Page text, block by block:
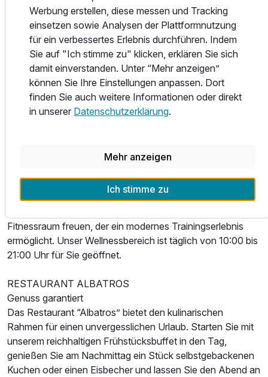
Ausstattung
Zusatznächte
Für 6 Tage p.P. ab485,00 €
Angebot durch zwei großzügige Ruheräume, ein
exklusives Privat-SPA mit Whirlpool und privater Sauna
sowie eine erweiterte Auswahl an Kosmetikanwendungen
und Retreatments. Neue Aufgüsse sorgen für noch
intensivere Entspannungsmomente.
Für die perfekte Erfrischung nach dem Saunagang steht
unser Kältetauchbecken bereit. Wer lieber unter freiem
Ebenfalls steht nun unser beheizter Außenpool zur
Grüne. Auch unser Strandbereich wurde vergrößert, um
noch mehr Platz für Erholung direkt am Wasser zu bieten.
Fitnessraum freuen, der ein modernes Trainingserlebnis
ermöglicht. Unser Wellnessbereich ist täglich von 10:00 bis
21:00 Uhr für Sie geöffnet.
RESTAURANT ALBATROS
Genuss garantiert
Das Restaurant “Albatros” bietet den kulinarischen
Rahmen für einen unvergesslichen Urlaub. Starten Sie mit
unserem reichhaltigen Frühstücksbuffet in den Tag,
genießen Sie am Nachmittag ein Stück selbstgebackenen
Kuchen oder einen Eisbecher und lassen Sie den Abend an
Werbung erstellen, diese messen und Tracking
einsetzen sowie Analysen der Plattformnutzung
für ein verbessertes Erlebnis durchführen. Indem
Sie auf "Ich stimme zu" klicken, erklären Sie sich
damit einverstanden. Unter “Mehr anzeigen”
können Sie Ihre Einstellungen anpassen. Dort
finden Sie auch weitere Informationen oder direkt
in unserer Datenschutzerklärung.
Mehr anzeigen
Ich stimme zu